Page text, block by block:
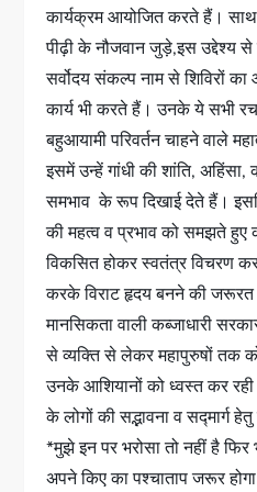
कार्यक्रम आयोजित करते हैं। साथ
पीढ़ी के नौजवान जुड़े,इस उद्देश्य
सर्वोदय संकल्प नाम से शिविरों
कार्य भी करते हैं। उनके ये सभी
बहुआयामी परिवर्तन चाहने वाले
इसमें उन्हें गांधी की शांति, अहिंसा,
समभाव के रूप दिखाई देते हैं।
की महत्व व प्रभाव को समझते
विकसित होकर स्वतंत्र विचरण
करके विराट हृदय बनने की
मानसिकता वाली कब्जाधारी
से व्यक्ति से लेकर महापुरुषों तक
उनके आशियानों को ध्वस्त कर
के लोगों की सद्भावना व सद्मार्ग
*मुझे इन पर भरोसा तो नहीं है फिर
अपने किए का पश्चाताप जरूर